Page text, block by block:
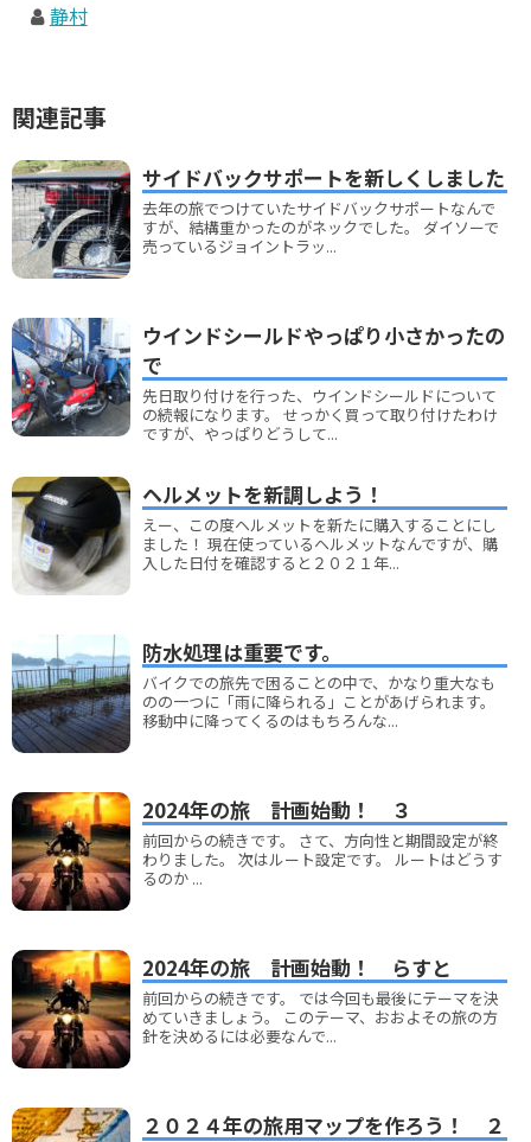
静村
関連記事
サイドバックサポートを新しくしました
去年の旅でつけていたサイドバックサポートなんで
すが、結構重かったのがネックでした。 ダイソーで
売っているジョイントラッ...
ウインドシールドやっぱり小さかったの
で
先日取り付けを行った、ウインドシールドについて
の続報になります。 せっかく買って取り付けたわけ
ですが、やっぱりどうして...
ヘルメットを新調しよう！
えー、この度ヘルメットを新たに購入することにし
ました！ 現在使っているヘルメットなんですが、購
入した日付を確認すると２０２１年...
防水処理は重要です。
バイクでの旅先で困ることの中で、かなり重大なも
のの一つに「雨に降られる」ことがあげられます。
移動中に降ってくるのはもちろんな...
2024年の旅 計画始動！ ３
前回からの続きです。 さて、方向性と期間設定が終
わりました。 次はルート設定です。 ルートはどうす
るのか ...
2024年の旅 計画始動！ らすと
前回からの続きです。 では今回も最後にテーマを決
めていきましょう。 このテーマ、おおよその旅の方
針を決めるには必要なんで...
２０２４年の旅用マップを作ろう！ ２